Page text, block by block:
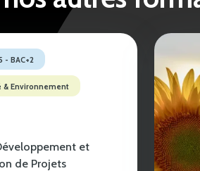
et
de Projets
- BAC+2
& Environnement